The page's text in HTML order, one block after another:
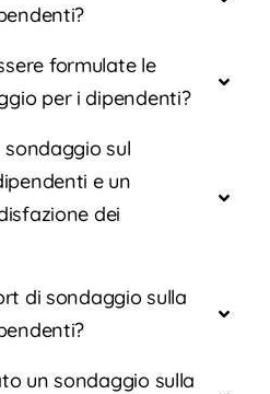
formulate le
per i dipendenti?
sul
e un
dei
di sondaggio sulla
un sondaggio sulla